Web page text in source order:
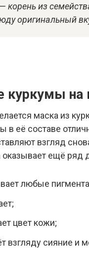
корень из
оригинальный
куркумы на
маска из
в её составе
взгляд
оказывает ещё ряд
любые
цвет кожи;
взгляду сияние и